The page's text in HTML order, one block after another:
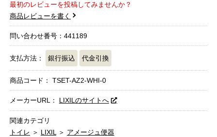
最初のレビューを投稿してみませんか？
商品レビューを書く
問い合わせ番号：441189
支払方法： 銀行振込 代金引換
商品コード： TSET-AZ2-WHI-0
メーカーURL： LIXILのサイトへ
関連カテゴリ
トイレ ＞ LIXIL ＞ アメージュ便器